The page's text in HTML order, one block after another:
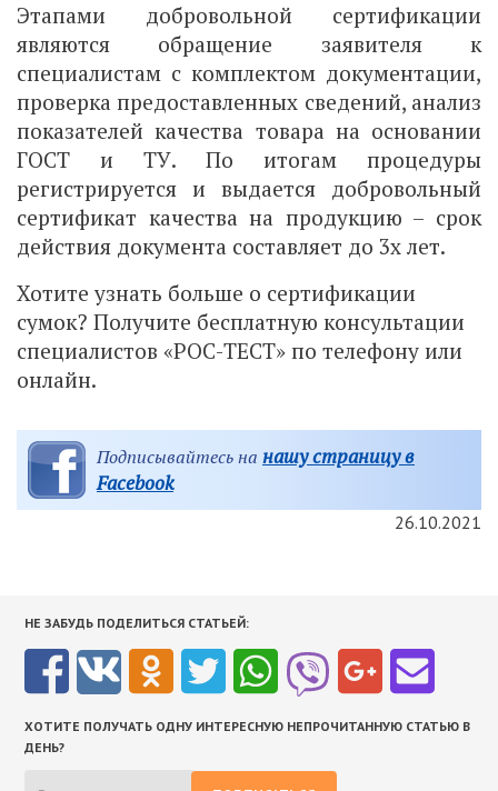
Этапами добровольной сертификации
являются обращение заявителя к
специалистам с комплектом документации,
проверка предоставленных сведений, анализ
показателей качества товара на основании
ГОСТ и ТУ. По итогам процедуры
регистрируется и выдается добровольный
сертификат качества на продукцию – срок
действия документа составляет до 3х лет.
Хотите узнать больше о сертификации
сумок? Получите бесплатную консультации
специалистов «РОС-ТЕСТ» по телефону или
онлайн.
Подписывайтесь на нашу страницу в
Facebook
26.10.2021
НЕ ЗАБУДЬ ПОДЕЛИТЬСЯ СТАТЬЕЙ:
ХОТИТЕ ПОЛУЧАТЬ ОДНУ ИНТЕРЕСНУЮ НЕПРОЧИТАННУЮ СТАТЬЮ В
ДЕНЬ?